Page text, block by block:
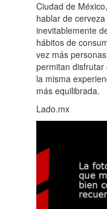
Ciudad de
hablar de
inevitablemente
hábitos de
vez más
permitan disfrutar
la misma
más equilibrada.
Lado.mx